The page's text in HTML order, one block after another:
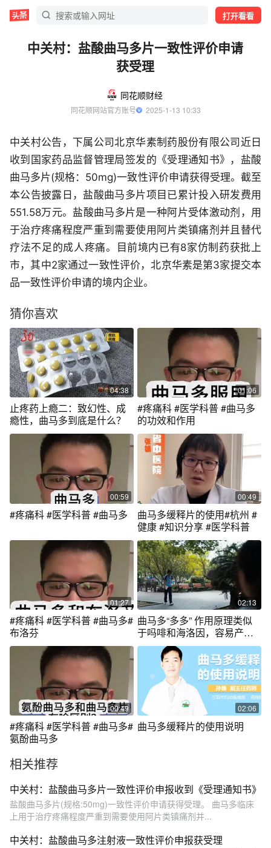
打开看看
中关村：盐酸曲马多片一致性评价申请
获受理
同花顺财经
同花顺网站官方账号
  2025-1-13 10:33
中关村公告，下属公司北京华素制药股份有限公司近日
收到国家药品监督管理局签发的《受理通知书》，盐酸
曲马多片(规格：50mg)一致性评价申请获得受理。截至
本公告披露日，盐酸曲马多片项目已累计投入研发费用
551.58万元。盐酸曲马多片是一种阿片受体激动剂，用
于治疗疼痛程度严重到需要使用阿片类镇痛剂并且替代
疗法不足的成人疼痛。目前境内已有8家仿制药获批上
市，其中2家通过一致性评价，北京华素是第3家提交本
品一致性评价申请的境内企业。
猜你喜欢
04:38
止疼药上瘾二：致幻性、成
瘾性，曲马多到底是什么？
01:06
#疼痛科 #医学科普 #曲马多
的功效和作用
00:59
#疼痛科 #医学科普 #曲马多
00:49
曲马多缓释片的使用#杭州 #
健康 #知识分享 #医学科普
01:27
#疼痛科 #医学科普 #曲马多#
布洛芬
02:13
曲马多“多多” 作用原理类似
于吗啡和海洛因，容易产生
药物依赖
00:49
#疼痛科 #医学科普 #曲马多#
氨酚曲马多
02:06
曲马多缓释片的使用说明
相关推荐
中关村：盐酸曲马多片一致性评价申报收到《受理通知书》
盐酸曲马多片(规格:50mg)一致性评价申请获得受理。 曲马多临床
上用于治疗疼痛程度严重到需要使用阿片类镇痛剂并...
中关村：盐酸曲马多注射液一致性评价申报获受理